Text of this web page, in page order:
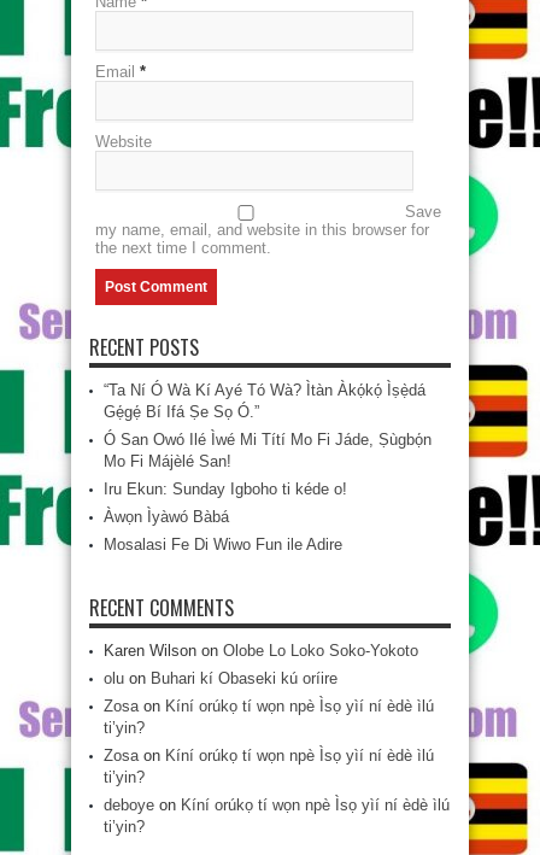
Email *
Website
Save
my name, email, and website in this browser for
the next time I comment.
RECENT POSTS
“Ta Ní Ó Wà Kí Ayé Tó Wà? Ìtàn Àkọ́kọ́ Ìṣẹ̀dá
Gẹ́gẹ́ Bí Ifá Ṣe Sọ Ó.”
Ó San Owó Ilé Ìwé Mi Títí Mo Fi Jáde, Ṣùgbọ́n
Mo Fi Májèlé San!
Iru Ekun: Sunday Igboho ti kéde o!
Àwọn Ìyàwó Bàbá
Mosalasi Fe Di Wiwo Fun ile Adire
RECENT COMMENTS
Karen Wilson on Olobe Lo Loko Soko-Yokoto
olu on Buhari kí Obaseki kú oríire
Zosaon Kíní orúkọ tí wọn npè Ìsọ yìí ní èdè ìlú
ti’yin?
Zosaon Kíní orúkọ tí wọn npè Ìsọ yìí ní èdè ìlú
ti’yin?
deboye on Kíní orúkọ tí wọn npè Ìsọ yìí ní èdè ìlú
ti’yin?